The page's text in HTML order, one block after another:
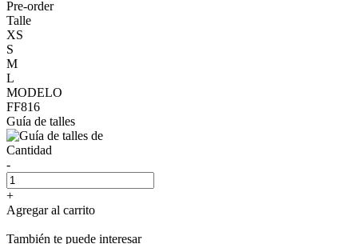
Pre-order
Talle
XS
S
M
L
MODELO
FF816
Guía de talles
Cantidad
-
+
Agregar al carrito
También te puede interesar